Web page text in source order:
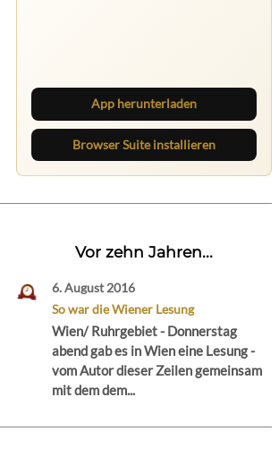
App herunterladen
Browser Suite installieren
Vor zehn Jahren...
6. August 2016
So war die Wiener Lesung
Wien/ Ruhrgebiet - Donnerstag
abend gab es in Wien eine Lesung -
vom Autor dieser Zeilen gemeinsam
mit dem dem...